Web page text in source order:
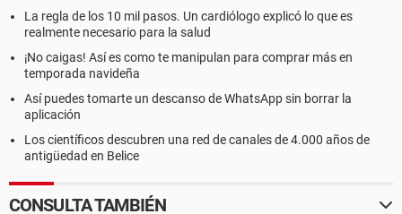
La regla de los 10 mil pasos. Un cardiólogo explicó lo que es
realmente necesario para la salud
¡No caigas! Así es como te manipulan para comprar más en
temporada navideña
Así puedes tomarte un descanso de WhatsApp sin borrar la
aplicación
Los científicos descubren una red de canales de 4.000 años de
antigüedad en Belice
CONSULTA TAMBIÉN